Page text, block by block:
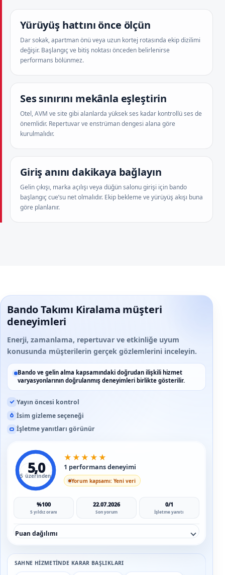
Yürüyüş hattını önce ölçün
Dar sokak, apartman önü veya uzun kortej rotasında ekip dizilimi
değişir. Başlangıç ve bitiş noktası önceden belirlenirse
performans bölünmez.
Ses sınırını mekânla eşleştirin
Otel, AVM ve site gibi alanlarda yüksek ses kadar kontrollü ses de
önemlidir. Repertuvar ve enstrüman dengesi alana göre
kurulmalıdır.
Giriş anını dakikaya bağlayın
Gelin çıkışı, marka açılışı veya düğün salonu girişi için bando
başlangıç cue’su net olmalıdır. Ekip bekleme ve yürüyüş akışı buna
göre planlanır.
Bando Takımı Kiralama müşteri
deneyimleri
Enerji, zamanlama, repertuvar ve etkinliğe uyum
konusunda müşterilerin gerçek gözlemlerini inceleyin.
Bando ve gelin alma kapsamındaki doğrudan ilişkili hizmet
varyasyonlarının doğrulanmış deneyimleri birlikte gösterilir.
Yayın öncesi kontrol
İsim gizleme seçeneği
İşletme yanıtları görünür
5,0
5 üzerinden
★ ★ ★ ★ ★
1 performans deneyimi
Yorum kapsamı: Yeni veri
%100
5 yıldız oranı
22.07.2026
Son yorum
0/1
İşletme yanıtı
Puan dağılımı
SAHNE HIZMETINDE KARAR BAŞLIKLARI